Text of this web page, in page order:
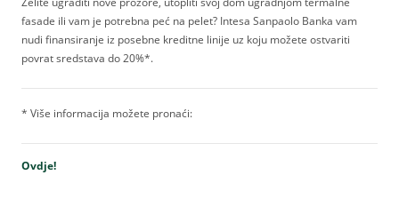
fasade ili vam je potrebna peć na pelet? Intesa Sanpaolo Banka vam
nudi finansiranje iz posebne kreditne linije uz koju možete ostvariti
povrat sredstava do 20%*.
* Više informacija možete pronaći:
Ovdje!